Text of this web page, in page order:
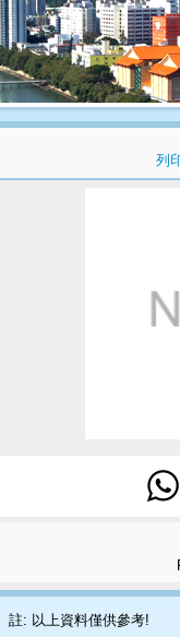
列
註: 以上資料僅供參考!